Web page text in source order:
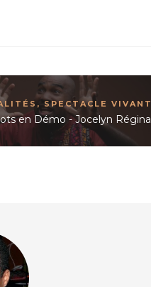
,SPECTACLE VIVANT
en Démo - Jocelyn Régina